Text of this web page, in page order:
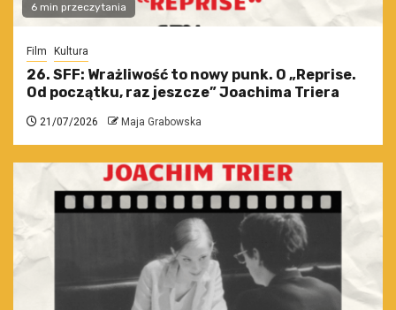
6 min przeczytania
Film Kultura
26. SFF: Wrażliwość to nowy punk. O „Reprise.
Od początku, raz jeszcze” Joachima Triera
21/07/2026 Maja Grabowska